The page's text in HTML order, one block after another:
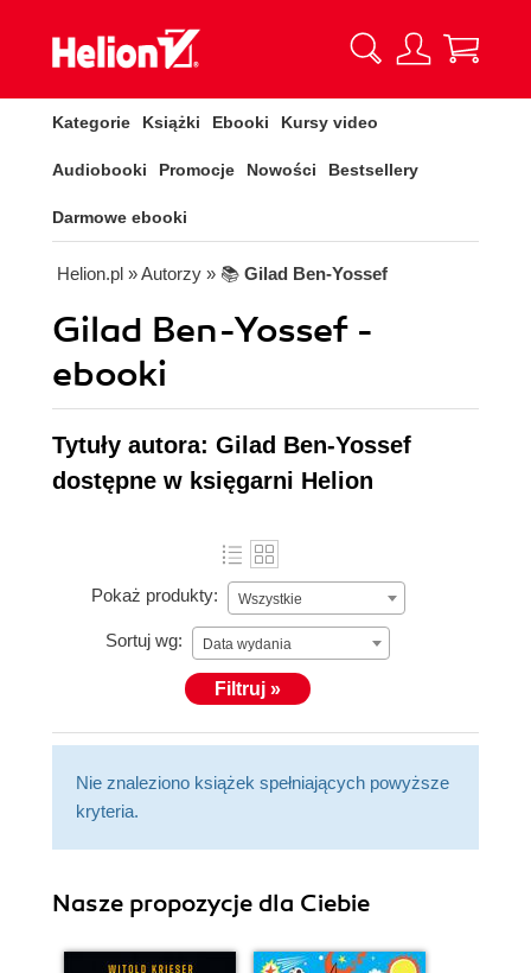
Kategorie Książki Ebooki Kursy video
Audiobooki Promocje Nowości Bestsellery
Darmowe ebooki
Helion.pl » Autorzy » 📚 Gilad Ben-Yossef
Gilad Ben-Yossef -
ebooki
Tytuły autora: Gilad Ben-Yossef
dostępne w księgarni Helion
Pokaż produkty: Wszystkie
Sortuj wg: Data wydania
Filtruj »
Nie znaleziono książek spełniających powyższe
kryteria.
Nasze propozycje dla Ciebie